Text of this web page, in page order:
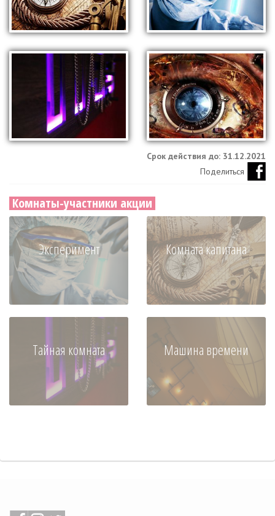
Срок действия до: 31.12.2021
Поделиться
Комнаты-участники акции
Эксперимент Комната капитана
Тайная комната Машина времени